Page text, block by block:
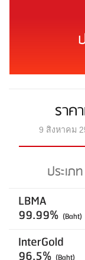
รา
9 สิงหาคม
ประเภท
LBMA
99.99% (Baht)
InterGold